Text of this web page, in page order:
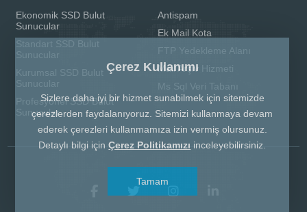
Ekonomik SSD Bulut
Sunucular
Standart SSD Bulut
Sunucular
Kurumsal SSD Bulut
Sunucular
Profesyonel SSD Bulut
Sunucular
Antispam
Ek Mail Kota
FTP Yedekleme Alanı
Mail Arşiv Hizmeti
Ms Sql Veri Tabanı
Çerez Kullanımı
Sizlere daha iyi bir hizmet sunabilmek için sitemizde
çerezlerden faydalanıyoruz. Sitemizi kullanmaya devam
ederek çerezleri kullanmamıza izin vermiş olursunuz.
Detaylı bilgi içinÇerez Politikamızı inceleyebilirsiniz.
Tamam